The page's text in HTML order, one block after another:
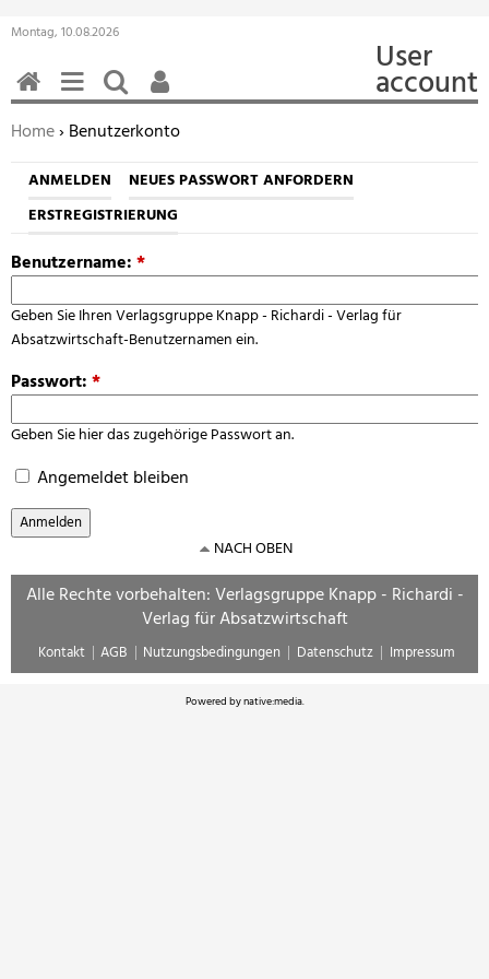
Montag, 10.08.2026
User
account
Sie befinden sich hier:
Home› Benutzerkonto
ANMELDEN
NEUES PASSWORT ANFORDERN
ERSTREGISTRIERUNG
Benutzername:*
Geben Sie Ihren Verlagsgruppe Knapp - Richardi - Verlag für
Absatzwirtschaft-Benutzernamen ein.
Passwort:*
Geben Sie hier das zugehörige Passwort an.
Angemeldet bleiben
HOMEMENÜSUCHEN
BENUTZERFUNKTIONEN
NACH OBEN
Alle Rechte vorbehalten: Verlagsgruppe Knapp - Richardi -
Verlag für Absatzwirtschaft
Kontakt AGB Nutzungsbedingungen Datenschutz Impressum
Powered bynative:media.